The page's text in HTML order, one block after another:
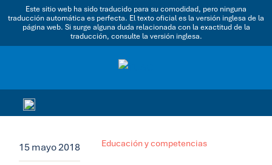
Este sitio web ha sido traducido para su comodidad, pero ninguna
traducción automática es perfecta. El texto oficial es la versión inglesa de la
página web. Si surge alguna duda relacionada con la exactitud de la
traducción, consulte la versión inglesa.
15 mayo 2018 Educación y competencias